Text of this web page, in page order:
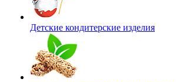
Детские кондитерские изделия